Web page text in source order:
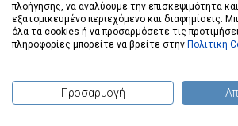
πλοήγησης, να αναλύουμε την επισκεψιμότητα
εξατομικευμένο περιεχόμενο και διαφημίσεις.
όλα τα cookies ή να προσαρμόσετε τις
πληροφορίες μπορείτε να βρείτε στην Πολιτική
Προσαρμογή